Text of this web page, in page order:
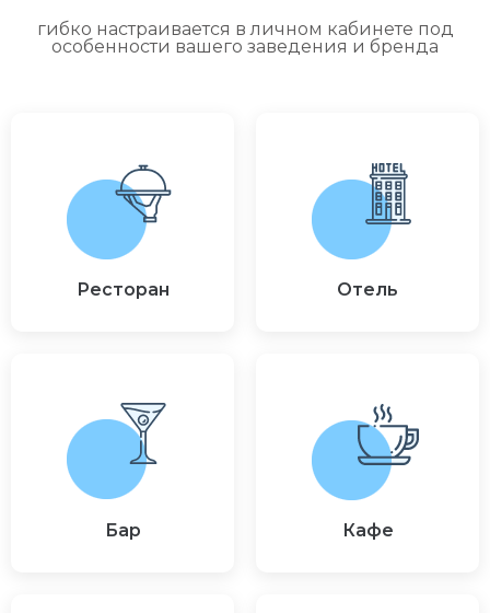
гибко настраивается в личном кабинете под
особенности вашего заведения и бренда
Ресторан Отель
Бар Кафе